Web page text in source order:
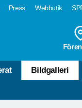
Press Webbutik
Bildgalleri